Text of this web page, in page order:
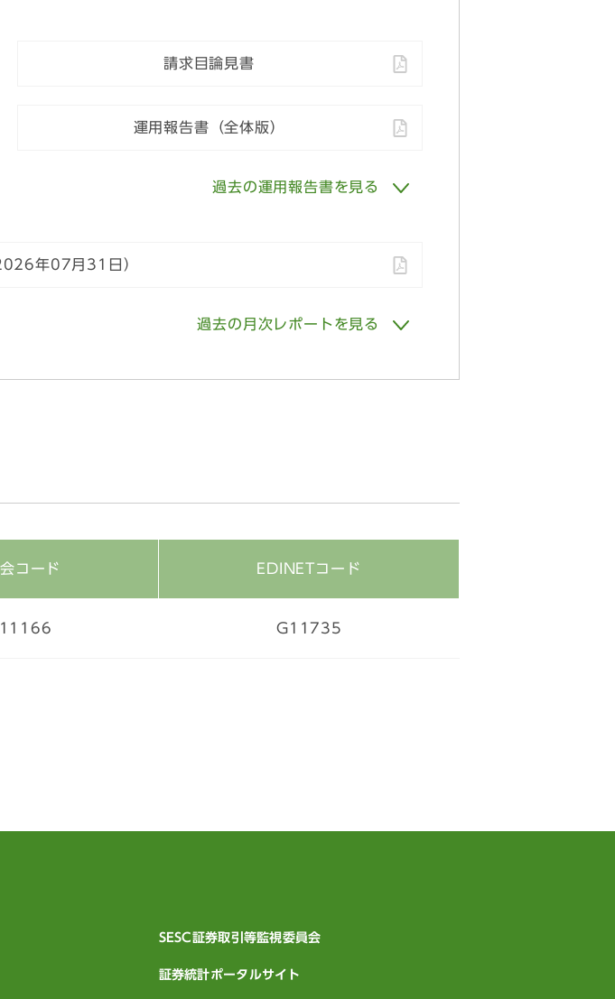
請求目論見書
運用報告書（全体版）
過去の運用報告書を見る
2021/6運用報告書（全体版）
年07月31日）
過去の月次レポートを見る
2025/7/31月次レポート
コード EDINETコード
G11735
SESC証券取引等監視委員会
証券統計ポータルサイト